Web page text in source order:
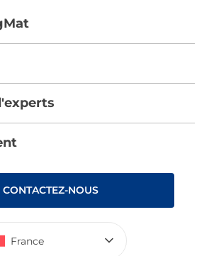
: non conforme
CONTACTEZ-NOUS
France